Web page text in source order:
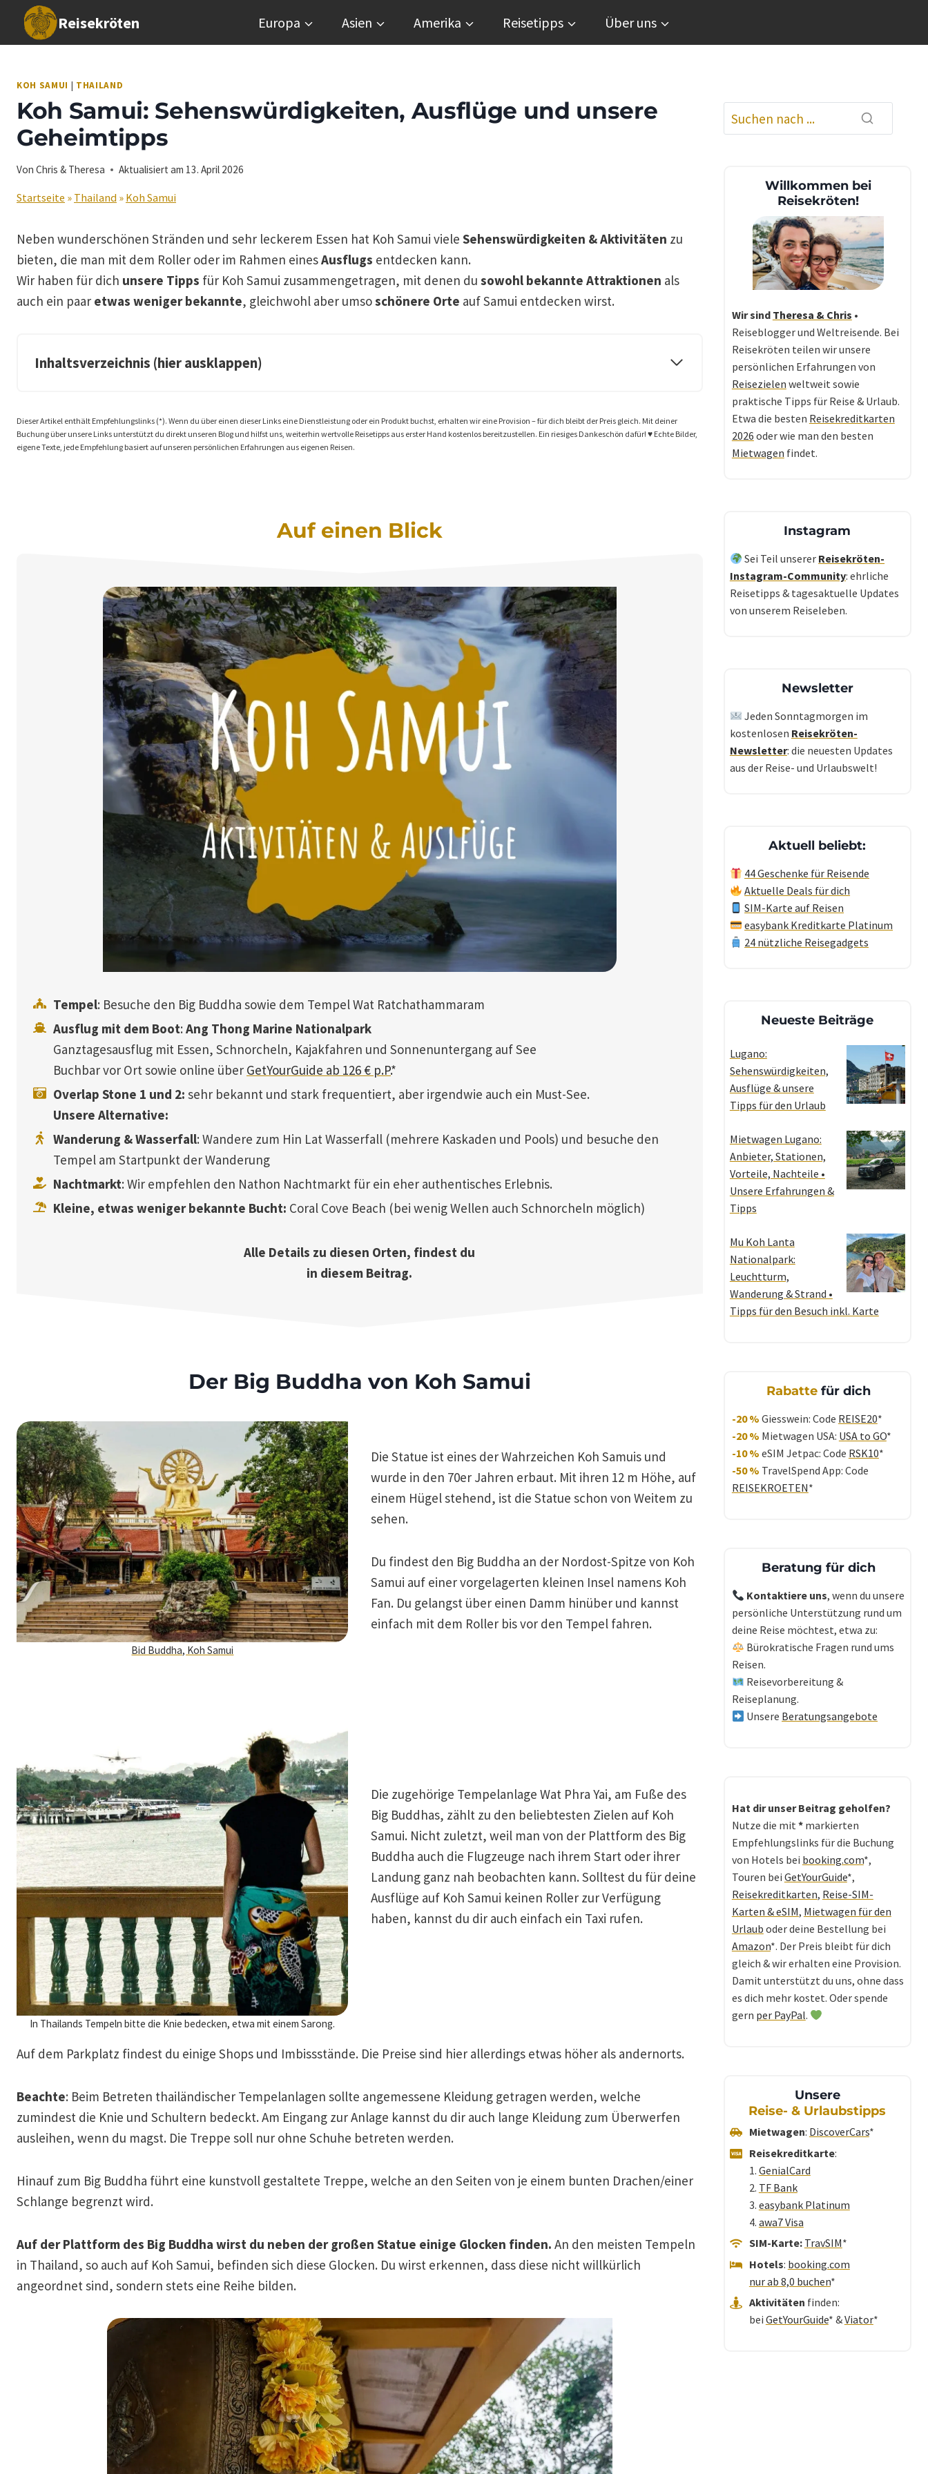
Inhalt
Reisekröten Europa Asien Amerika Reisetipps Über uns
KOH SAMUI | THAILAND
Koh Samui: Sehenswürdigkeiten, Ausflüge und unsere
Geheimtipps
Von Chris & Theresa Aktualisiert am 13. April 2026
Startseite » Thailand » Koh Samui
Neben wunderschönen Stränden und sehr leckerem Essen hat Koh Samui viele Sehenswürdigkeiten & Aktivitäten zu
bieten, die man mit dem Roller oder im Rahmen einesAusflugs entdecken kann.
Wir haben für dich unsere Tipps für Koh Samui zusammengetragen, mit denen du sowohl bekannte Attraktionen als
auch ein paar etwas weniger bekannte, gleichwohl aber umsoschönere Orte auf Samui entdecken wirst.
Inhaltsverzeichnis (hier ausklappen)
Dieser Artikel enthält Empfehlungslinks (*). Wenn du über einen dieser Links eine Dienstleistung oder ein Produkt buchst, erhalten wir eine Provision – für dich bleibt der Preis gleich. Mit deiner
Buchung über unsere Links unterstützt du direkt unseren Blog und hilfst uns, weiterhin wertvolle Reisetipps aus erster Hand kostenlos bereitzustellen. Ein riesiges Dankeschön dafür! ♥️ Echte Bilder,
eigene Texte, jede Empfehlung basiert auf unseren persönlichen Erfahrungen aus eigenen Reisen.
Auf einen Blick
Tempel: Besuche den Big Buddha sowie dem Tempel Wat Ratchathammaram
Ausflug mit dem Boot: Ang Thong Marine Nationalpark
Ganztagesausflug mit Essen, Schnorcheln, Kajakfahren und Sonnenuntergang auf See
Buchbar vor Ort sowie online über GetYourGuide ab 126 € p.P.*
Overlap Stone 1 und 2: sehr bekannt und stark frequentiert, aber irgendwie auch ein Must-See.
Unsere Alternative:
Wanderung & Wasserfall: Wandere zum Hin Lat Wasserfall (mehrere Kaskaden und Pools) und besuche den
Tempel am Startpunkt der Wanderung
Nachtmarkt: Wir empfehlen den Nathon Nachtmarkt für ein eher authentisches Erlebnis.
Kleine, etwas weniger bekannte Bucht: Coral Cove Beach (bei wenig Wellen auch Schnorcheln möglich)
Alle Details zu diesen Orten, findest du
in diesem Beitrag.
Der Big Buddha von Koh Samui
Bid Buddha, Koh Samui
Die Statue ist eines der Wahrzeichen Koh Samuis und
wurde in den 70er Jahren erbaut. Mit ihren 12 m Höhe, auf
einem Hügel stehend, ist die Statue schon von Weitem zu
sehen.
Du findest den Big Buddha an der Nordost-Spitze von Koh
Samui auf einer vorgelagerten kleinen Insel namens Koh
Fan. Du gelangst über einen Damm hinüber und kannst
einfach mit dem Roller bis vor den Tempel fahren.
In Thailands Tempeln bitte die Knie bedecken, etwa mit einem Sarong.
Die zugehörige Tempelanlage Wat Phra Yai, am Fuße des
Big Buddhas, zählt zu den beliebtesten Zielen auf Koh
Samui. Nicht zuletzt, weil man von der Plattform des Big
Buddha auch die Flugzeuge nach ihrem Start oder ihrer
Landung ganz nah beobachten kann. Solltest du für deine
Ausflüge auf Koh Samui keinen Roller zur Verfügung
haben, kannst du dir auch einfach ein Taxi rufen.
Auf dem Parkplatz findest du einige Shops und Imbissstände. Die Preise sind hier allerdings etwas höher als andernorts.
Beachte: Beim Betreten thailändischer Tempelanlagen sollte angemessene Kleidung getragen werden, welche
zumindest die Knie und Schultern bedeckt. Am Eingang zur Anlage kannst du dir auch lange Kleidung zum Überwerfen
ausleihen, wenn du magst. Die Treppe soll nur ohne Schuhe betreten werden.
Hinauf zum Big Buddha führt eine kunstvoll gestaltete Treppe, welche an den Seiten von je einem bunten Drachen/einer
Schlange begrenzt wird.
Auf der Plattform des Big Buddha wirst du neben der großen Statue einige Glocken finden. An den meisten Tempeln
in Thailand, so auch auf Koh Samui, befinden sich diese Glocken. Du wirst erkennen, dass diese nicht willkürlich
angeordnet sind, sondern stets eine Reihe bilden.
Willkommen bei
Reisekröten!
Wir sind Theresa & Chris •
Reiseblogger und Weltreisende. Bei
Reisekröten teilen wir unsere
persönlichen Erfahrungen von
Reisezielen weltweit sowie
praktische Tipps für Reise & Urlaub.
Etwa die besten Reisekreditkarten
2026 oder wie man den besten
Mietwagen findet.
Instagram
Sei Teil unserer Reisekröten-
Instagram-Community: ehrliche
Reisetipps & tagesaktuelle Updates
von unserem Reiseleben.
Newsletter
Jeden Sonntagmorgen im
kostenlosen Reisekröten-
Newsletter: die neuesten Updates
aus der Reise- und Urlaubswelt!
Aktuell beliebt:
44 Geschenke für Reisende
Aktuelle Deals für dich
SIM-Karte auf Reisen
easybank Kreditkarte Platinum
24 nützliche Reisegadgets
Neueste Beiträge
Lugano:
Sehenswürdigkeiten,
Ausflüge & unsere
Tipps für den Urlaub
Mietwagen Lugano:
Anbieter, Stationen,
Vorteile, Nachteile •
Unsere Erfahrungen &
Tipps
Mu Koh Lanta
Nationalpark:
Leuchtturm,
Wanderung & Strand •
Tipps für den Besuch inkl. Karte
Rabatte für dich
-20 % Giesswein: Code REISE20*
-20 % Mietwagen USA: USA to GO*
-10 % eSIM Jetpac: Code RSK10*
-50 % TravelSpend App: Code
REISEKROETEN*
Beratung für dich
Kontaktiere uns, wenn du unsere
persönliche Unterstützung rund um
deine Reise möchtest, etwa zu:
Bürokratische Fragen rund ums
Reisen.
Reisevorbereitung &
Reiseplanung.
Unsere Beratungsangebote
Hat dir unser Beitrag geholfen?
Nutze die mit *markierten
Empfehlungslinks für die Buchung
von Hotels bei booking.com*,
Touren bei GetYourGuide*,
Reisekreditkarten, Reise-SIM-
Karten & eSIM, Mietwagen für den
Urlaub oder deine Bestellung bei
Amazon*. Der Preis bleibt für dich
gleich & wir erhalten eine Provision.
Damit unterstützt du uns, ohne dass
es dich mehr kostet. Oder spende
gern per PayPal.
Unsere
Reise- & Urlaubstipps
Mietwagen: DiscoverCars*
Reisekreditkarte:
1. GenialCard
2. TF Bank
3. easybank Platinum
4. awa7 Visa
SIM-Karte: TravSIM*
Hotels: booking.com
nur ab 8,0 buchen*
Aktivitäten finden:
bei GetYourGuide* &Viator*